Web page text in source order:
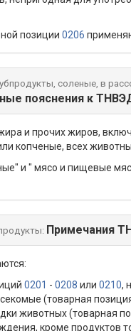
позиции 0206
соленые, в
пояснения к
и прочих жиров,
копченые, всех
и " мясо и пищевые
Примечания
0201 - 0208 или 0210,
(товарная
животных (товарная
кроме продуктов